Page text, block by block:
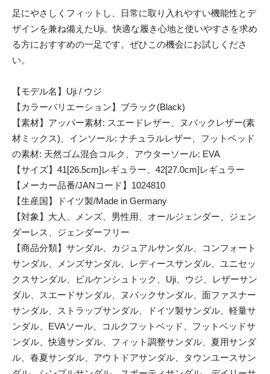
足にやさしくフィットし、日常に取り入れやすい機能性とデ
ザインを兼ね備えたUji。快適な履き心地と使いやすさを求め
る方におすすめの一足です。ぜひこの機会にお試しくださ
い。
【モデル名】Uji / ウジ
【カラーバリエーション】ブラック(Black)
【素材】アッパー素材: スエードレザー、ヌバックレザー(素
材ミックス)、インソール: ナチュラルレザー、フットベッド
の素材: 天然ゴム混合コルク、アウターソール: EVA
【サイズ】41[26.5cm]レギュラー、42[27.0cm]レギュラー
【メーカー品番/JANコード】1024810
【生産国】ドイツ製/Made in Germany
【対象】大人、メンズ、男性用、オールジェンダー、ジェン
ダーレス、ジェンダーフリー
【商品分類】サンダル、カジュアルサンダル、コンフォート
サンダル、メンズサンダル、レディースサンダル、ユニセッ
クスサンダル、ビルケンシュトック、Uji、ウジ、レザーサン
ダル、スエードサンダル、ヌバックサンダル、面ファスナー
サンダル、ストラップサンダル、ドイツ製サンダル、軽量サ
ンダル、EVAソール、コルクフットベッド、フットベッドサ
ンダル、快適サンダル、フィット調整サンダル、夏用サンダ
ル、春夏サンダル、アウトドアサンダル、タウンユースサン